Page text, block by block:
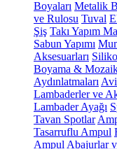
Boyaları Metalik
ve Rulosu Tuval
Şiş Takı Yapım
Sabun Yapımı
Aksesuarları
Boyama &
Aydınlatmaları
Lambaderler ve
Lambader Ayağı
Tavan Spotlar
Tasarruflu Ampul
Ampul Abajurlar